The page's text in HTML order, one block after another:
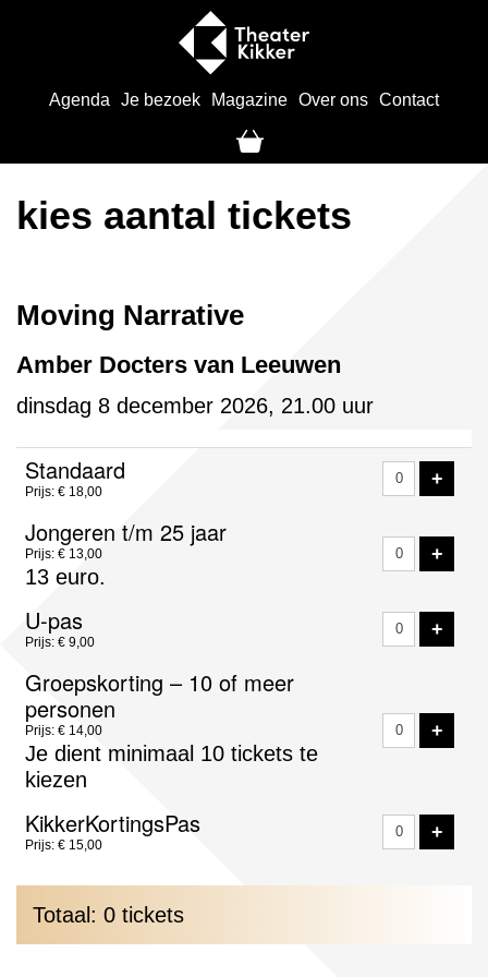
Agenda Je bezoek Magazine Over ons Contact
kies aantal tickets
Moving Narrative
Amber Docters van Leeuwen
dinsdag 8 december 2026, 21.00 uur
Aantal
tickets
Standaard
Prijs: € 18,00
+
Jongeren t/m 25 jaar
Prijs: € 13,00
13 euro.
+
U-pas
Prijs: € 9,00
+
Groepskorting – 10 of meer
personen
Prijs: € 14,00
Je dient minimaal 10 tickets te
kiezen
+
KikkerKortingsPas
Prijs: € 15,00
+
Totaal: 0 tickets